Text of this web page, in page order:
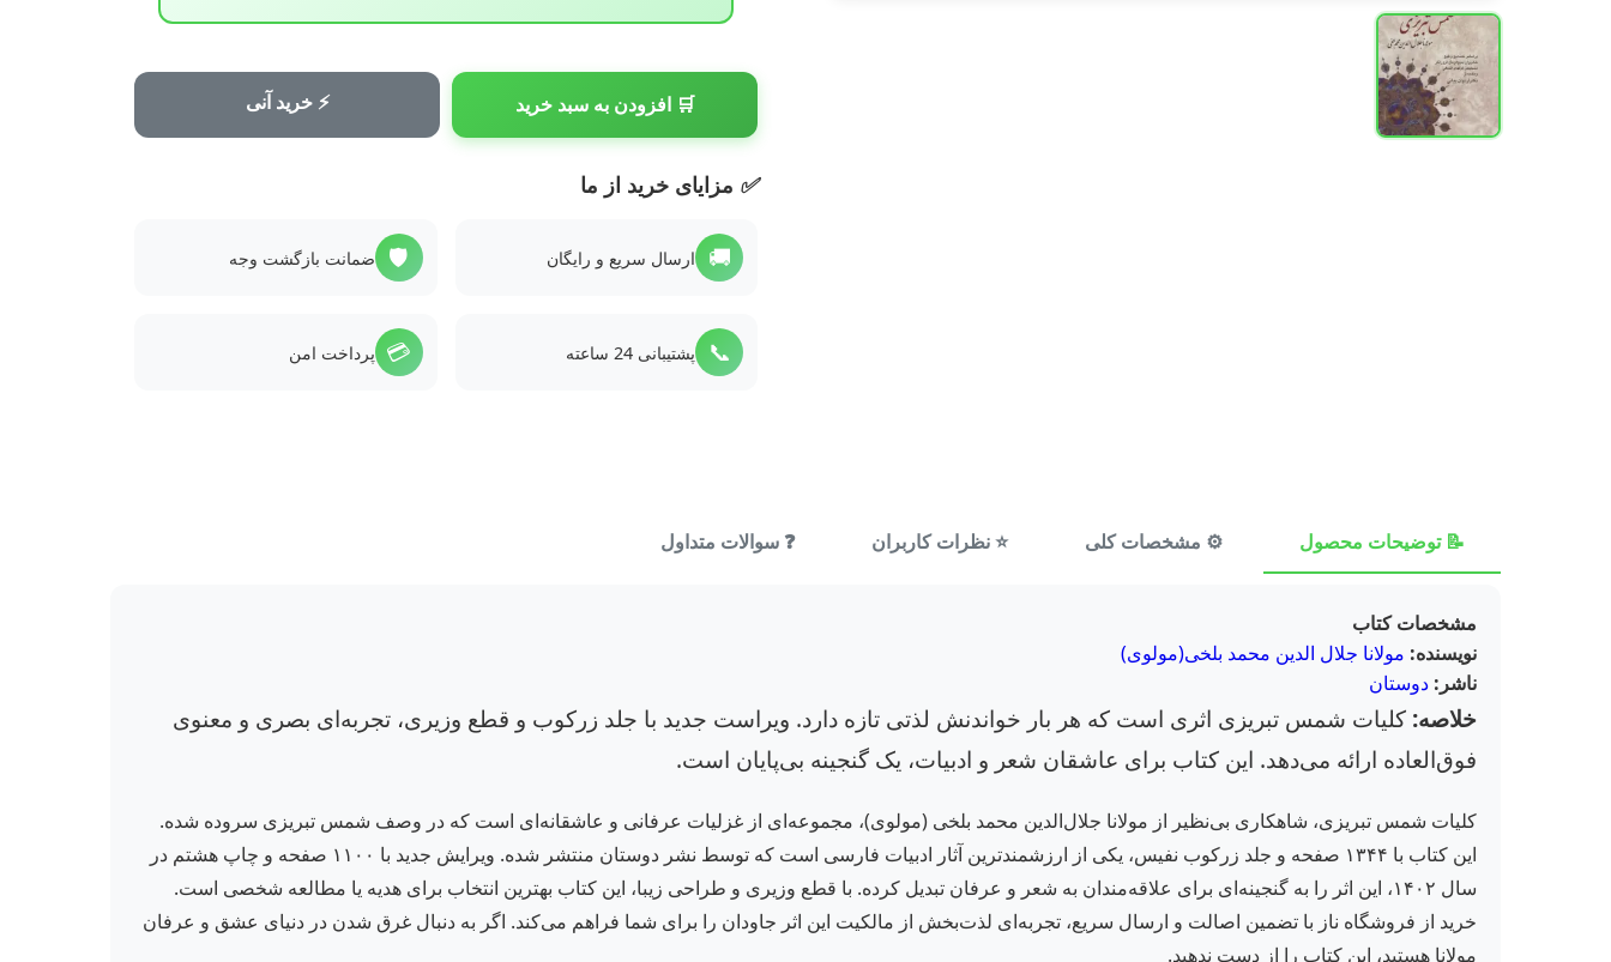
🛒 افزودن به سبد خرید ⚡ خرید آنی
✅ مزایای خرید از ما
🚚 ارسال سریع و رایگان 🛡️ ضمانت بازگشت وجه
📞 پشتیبانی 24 ساعته 💳 پرداخت امن
📝 توضیحات محصول ⚙️ مشخصات کلی ⭐ نظرات کاربران ❓ سوالات متداول
مشخصات کتاب
نویسنده: مولانا جلال الدین محمد بلخی(مولوی)
ناشر: دوستان
خلاصه: کلیات شمس تبریزی اثری است که هر بار خواندنش لذتی تازه دارد. ویراست جدید با جلد زرکوب و قطع وزیری، تجربه‌ای بصری و معنوی
فوق‌العاده ارائه می‌دهد. این کتاب برای عاشقان شعر و ادبیات، یک گنجینه بی‌پایان است.
کلیات شمس تبریزی، شاهکاری بی‌نظیر از مولانا جلال‌الدین محمد بلخی (مولوی)، مجموعه‌ای از غزلیات عرفانی و عاشقانه‌ای است که در وصف شمس تبریزی سروده شده.
این کتاب با ۱۳۴۴ صفحه و جلد زرکوب نفیس، یکی از ارزشمندترین آثار ادبیات فارسی است که توسط نشر دوستان منتشر شده. ویرایش جدید با ۱۱۰۰ صفحه و چاپ هشتم در
سال ۱۴۰۲، این اثر را به گنجینه‌ای برای علاقه‌مندان به شعر و عرفان تبدیل کرده. با قطع وزیری و طراحی زیبا، این کتاب بهترین انتخاب برای هدیه یا مطالعه شخصی است.
خرید از فروشگاه ناز با تضمین اصالت و ارسال سریع، تجربه‌ای لذت‌بخش از مالکیت این اثر جاودان را برای شما فراهم می‌کند. اگر به دنبال غرق شدن در دنیای عشق و عرفان
مولانا هستید، این کتاب را از دست ندهید.